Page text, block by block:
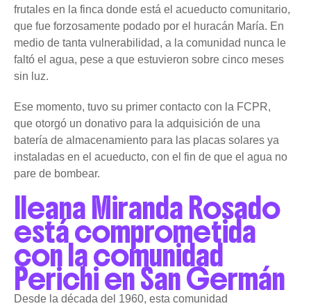
frutales en la finca donde está el acueducto comunitario,
que fue forzosamente podado por el huracán María. En
medio de tanta vulnerabilidad, a la comunidad nunca le
faltó el agua, pese a que estuvieron sobre cinco meses
sin luz.
Ese momento, tuvo su primer contacto con la FCPR,
que otorgó un donativo para la adquisición de una
batería de almacenamiento para las placas solares ya
instaladas en el acueducto, con el fin de que el agua no
pare de bombear.
Ileana Miranda Rosado
está comprometida
con la comunidad
Perichi en San Germán
Desde la década del 1960, esta comunidad